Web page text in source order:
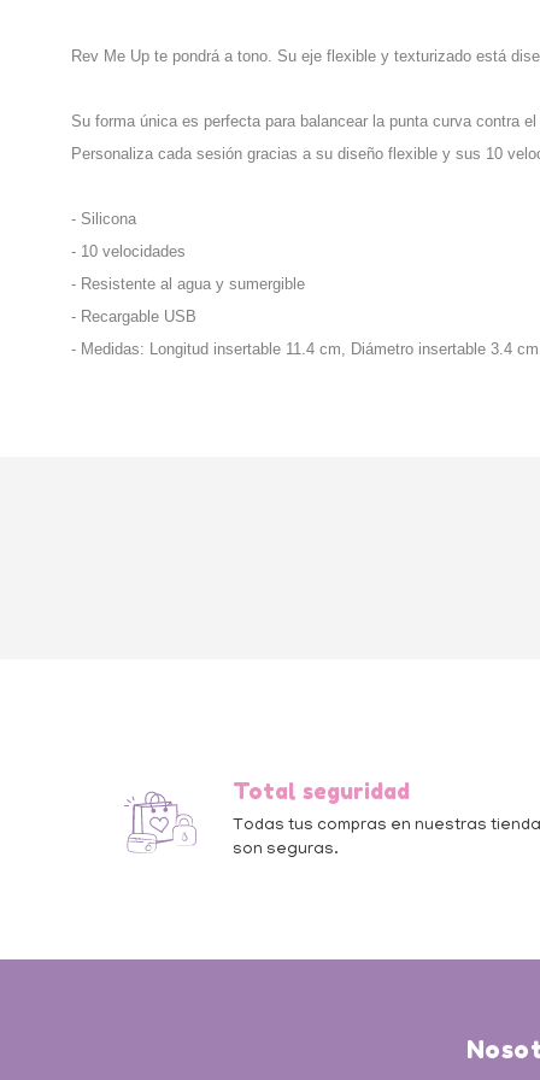
Rev Me Up te pondrá a tono. Su eje flexible y texturizado está
Su forma única es perfecta para balancear la punta curva contra
Personaliza cada sesión gracias a su diseño flexible y sus 10
- Silicona
- 10 velocidades
- Resistente al agua y sumergible
- Recargable USB
- Medidas: Longitud insertable 11.4 cm, Diámetro insertable 3.4 cm
Total seguridad
Todas tus compras en nuestras tienda
son seguras.